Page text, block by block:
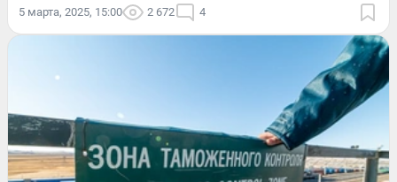
5 марта, 2025, 15:00 2 672 4